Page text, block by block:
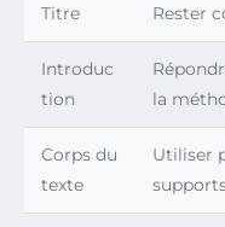
Titre Rester
Introduc
tion
la
Corps du
texte
Utiliser